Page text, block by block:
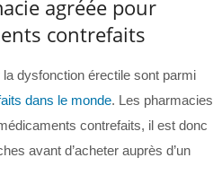
agréée pour
contrefaits
dysfonction érectile sont parmi
dans le monde. Les pharmacies
contrefaits, il est donc
avant d’acheter auprès d’un